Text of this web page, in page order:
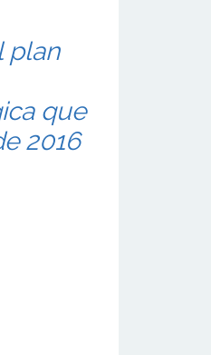
plan
que
2016